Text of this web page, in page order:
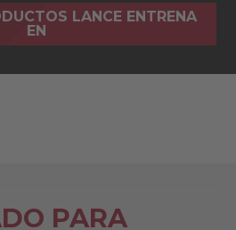
LANCE ENTRENA
EN
PARA